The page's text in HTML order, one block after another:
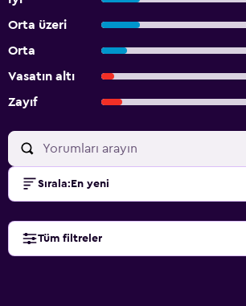
Orta üzeri
Orta
Vasatın altı
Zayıf
Sırala: En yeni
Tüm filtreler